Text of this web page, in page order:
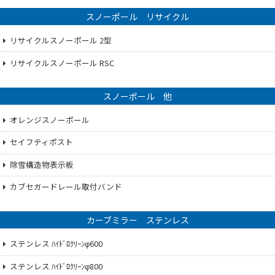
スノーポール リサイクル
リサイクルスノーポール 2型
リサイクルスノーポール RSC
スノーポール 他
オレンジスノーポール
セイフティポスト
除雪構造物表示板
カブセガードレール取付バンド
カーブミラー ステンレス
ステンレス ﾊｲﾄﾞﾛｸﾘｰﾝφ600
ステンレス ﾊｲﾄﾞﾛｸﾘｰﾝφ800